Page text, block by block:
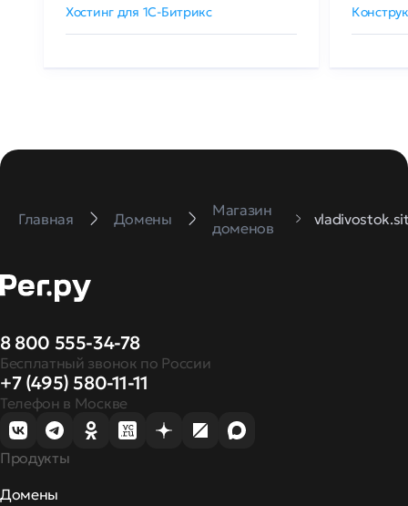
Хостинг для 1C-Битрикс
Главная Домены
Магазин
доменов
8 800 555-34-78
Бесплатный звонок по России
+7 (495) 580-11-11
Телефон в Москве
Продукты
Домены